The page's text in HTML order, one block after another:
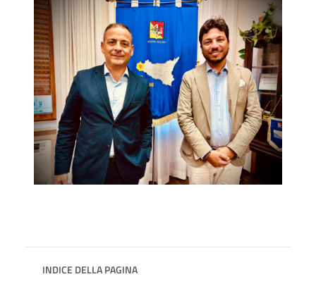
INDICE DELLA PAGINA